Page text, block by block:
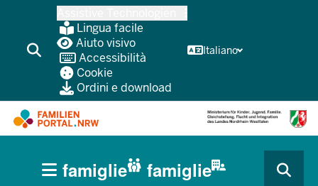
contenuto
principale
Lingua facile
Aiuto visivo
Accessibilità
Cookie
Ordini e download
Italiano
CURRENT SECTION PER LE AZIENDE/COMUNI
CURRENT SECTION PER LE FAMIGLIE
HAUPTNAVIGATION
(BÜRGERBEREICH
famiglie famiglie